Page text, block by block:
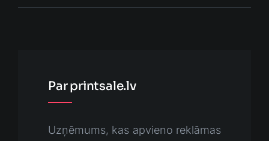
Par printsale.lv
Uzņēmums, kas apvieno reklāmas